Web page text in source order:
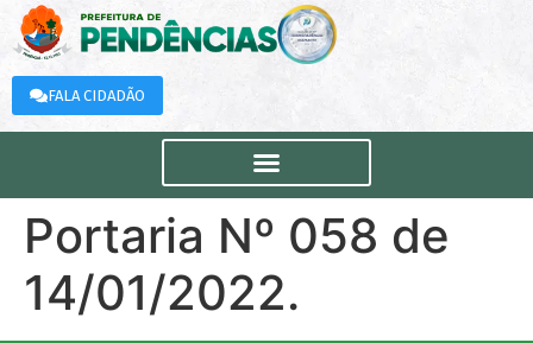
FALA CIDADÃO
Portaria Nº 058 de
14/01/2022.